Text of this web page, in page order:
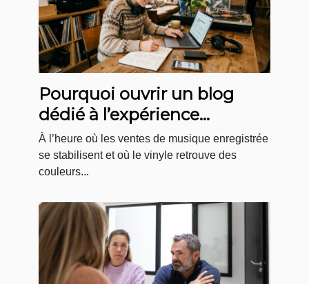
Pourquoi ouvrir un blog
dédié à l’expérience
boutique en musique
change la donne
À l’heure où les ventes de musique enregistrée
se stabilisent et où le vinyle retrouve des
couleurs...